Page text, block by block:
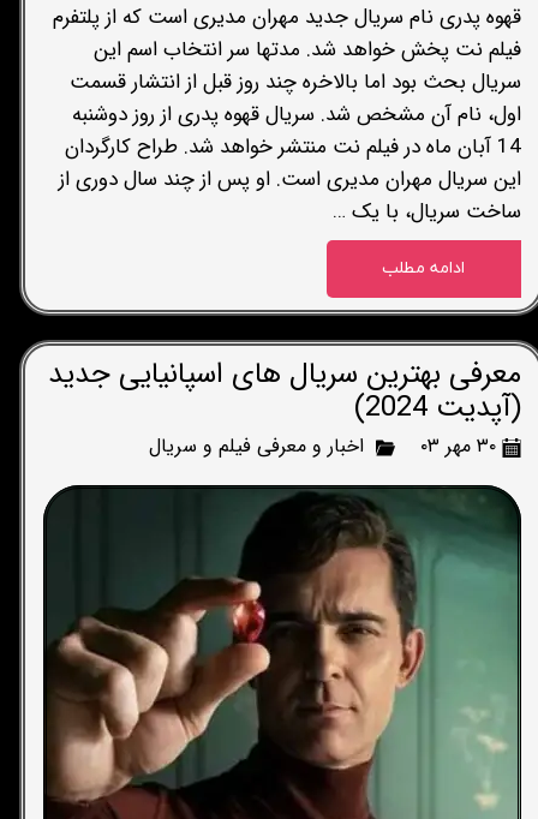
قهوه پدری نام سریال جدید مهران مدیری است که از پلتفرم
فیلم نت پخش خواهد شد. مدتها سر انتخاب اسم این
سریال بحث بود اما بالاخره چند روز قبل از انتشار قسمت
اول، نام آن مشخص شد. سریال قهوه پدری از روز دوشنبه
14 آبان ماه در فیلم نت منتشر خواهد شد. طراح کارگردان
این سریال مهران مدیری است. او پس از چند سال دوری از
ساخت سریال، با یک …
ادامه مطلب
معرفی بهترین سریال های اسپانیایی جدید
(آپدیت 2024)
۳۰ مهر ۰۳ اخبار و معرفی فیلم و سریال